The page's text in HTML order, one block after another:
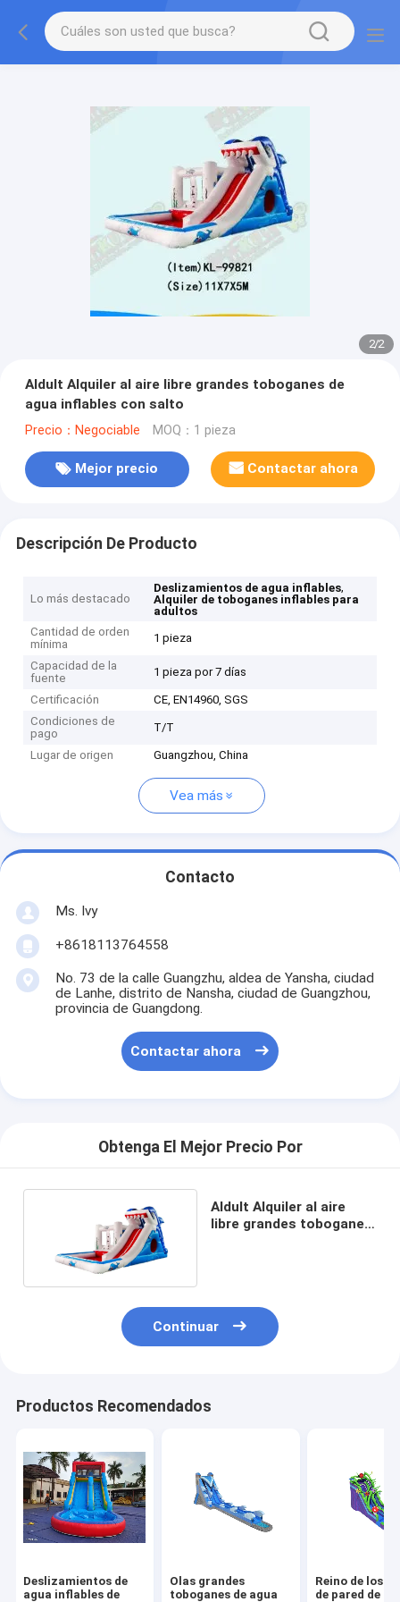
2/2
Aldult Alquiler al aire libre grandes toboganes de
agua inflables con salto
Precio：Negociable MOQ：1 pieza
Mejor precio Contactar ahora
Descripción De Producto
Lo más destacado
Deslizamientos de agua inflables,
Alquiler de toboganes inflables para
adultos
Cantidad de orden
mínima
1 pieza
Capacidad de la
fuente
1 pieza por 7 días
Certificación
CE, EN14960, SGS
Condiciones de
pago
T/T
Lugar de origen Guangzhou, China
Vea más
Contacto
Ms. Ivy
+8618113764558
No. 73 de la calle Guangzhu, aldea de Yansha, ciudad
de Lanhe, distrito de Nansha, ciudad de Guangzhou,
provincia de Guangdong.
Contactar ahora
Obtenga El Mejor Precio Por
Aldult Alquiler al aire
libre grandes toboganes
Continuar
Productos Recomendados
Deslizamientos de
agua inflables de
Olas grandes
toboganes de agua
Reino de los
de pared de